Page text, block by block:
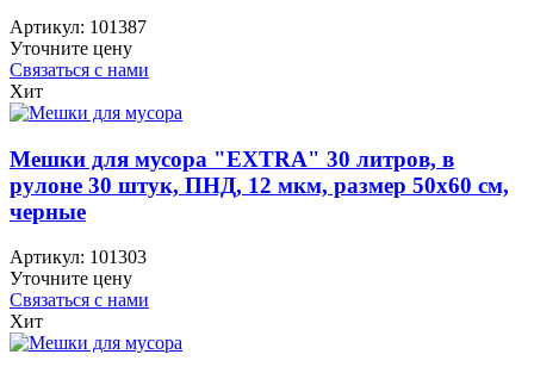
Артикул: 101387
Уточните цену
Связаться с нами
Хит
Мешки для мусора "EXTRA" 30 литров, в
рулоне 30 штук, ПНД, 12 мкм, размер 50х60 см,
черные
Артикул: 101303
Уточните цену
Связаться с нами
Хит